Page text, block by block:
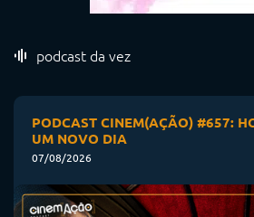
podcast da vez
PODCAST CINEM(AÇÃO) #657:
UM NOVO DIA
07/08/2026